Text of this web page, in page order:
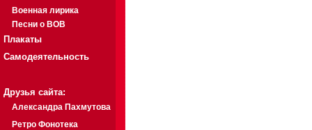
Военная лирика
Песни о ВОВ
Плакаты
Самодеятельность
Друзья сайта:
Александра Пахмутова
Ретро Фонотека